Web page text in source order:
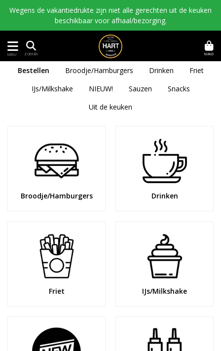
Wegens de vakantiedrukte zijn niet alle gerechten uit de keuken
beschikbaar voor afhaal/bezorging.
MENU ZOEKEN MAND
Bestellen Broodje/Hamburgers Drinken
Friet
IJs/Milkshake
NIEUW! Sauzen
Snacks
Uit de keuken
Broodje/Hamburgers Drinken
Friet IJs/Milkshake